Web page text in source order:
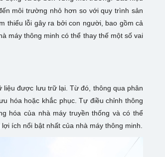
môi trường nhỏ hơn so với quy trình sản
thiểu lỗi gây ra bởi con người, bao gồm cả
máy thông minh có thể thay thế một số vai
liệu được lưu trữ lại. Từ đó, thông qua phân
hóa hoặc khắc phục. Tự điều chỉnh thông
hóa của nhà máy truyền thống và có thể
ích nổi bật nhất của nhà máy thông minh.